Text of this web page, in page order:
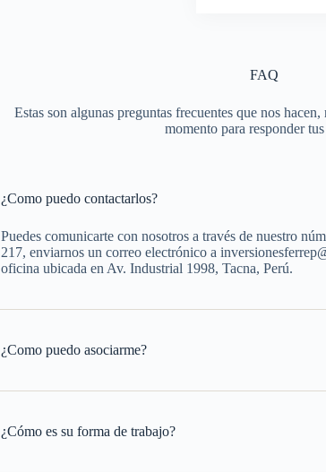
FAQ
Estas son algunas preguntas frecuentes que nos
momento para responder
¿Como puedo contactarlos?
Puedes comunicarte con nosotros a través de nuestro
217, enviarnos un correo electrónico a
oficina ubicada en Av. Industrial 1998, Tacna, Perú.
¿Como puedo asociarme?
¿Cómo es su forma de trabajo?